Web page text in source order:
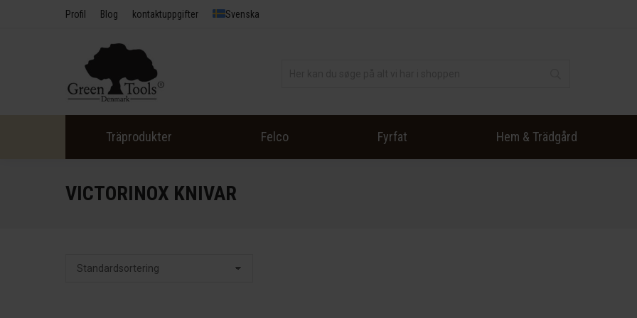
Profil Blog kontaktuppgifter Svenska
Träprodukter Felco Fyrfat Hem & Trädgård
VICTORINOX KNIVAR